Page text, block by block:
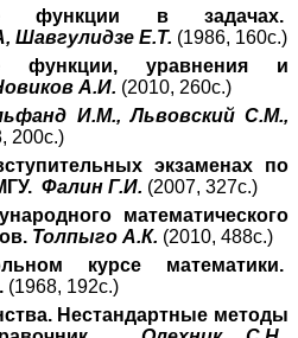
функции в задачах.
Шавгулидзе Е.Т. (1986, 160с.)
функции, уравнения и
А.И. (2010, 260с.)
И.М., Львовский С.М.,
200с.)
экзаменах по
Фалин Г.И. (2007, 327с.)
математического
Толпыго А.К. (2010, 488с.)
курсе математики.
(1968, 192с.)
Нестандартные методы